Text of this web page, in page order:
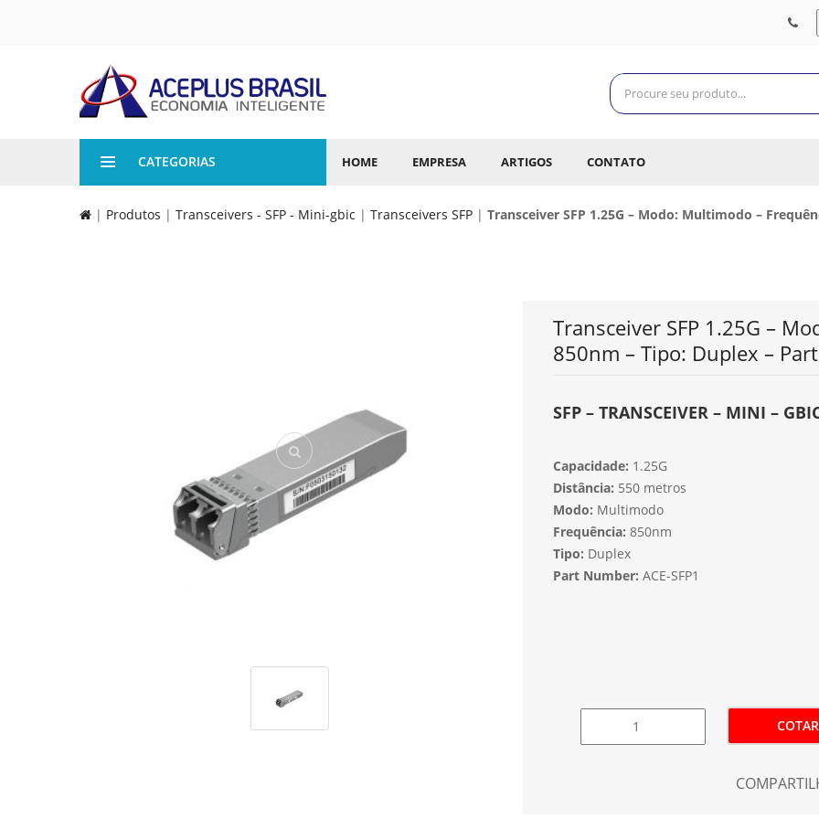
CATEGORIAS HOME EMPRESA ARTIGOS CONTATO
| Produtos | Transceivers - SFP - Mini-gbic | Transceivers SFP | Transceiver SFP 1.25G – Modo: Multimodo –
Transceiver SFP 1.25G –
850nm – Tipo: Duplex – Part
SFP – TRANSCEIVER – MINI –
Capacidade: 1.25G
Distância: 550 metros
Modo: Multimodo
Frequência: 850nm
Tipo: Duplex
Part Number: ACE-SFP1
COTAR